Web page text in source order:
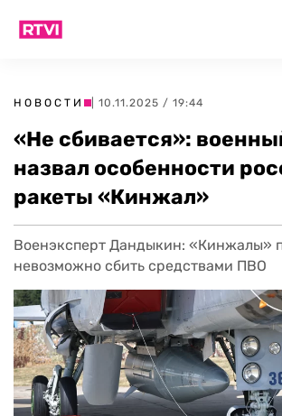
НОВОСТИ | 10.11.2025 / 19:44
«Не сбивается»:
назвал особенности
ракеты «Кинжал»
Военэксперт Дандыкин: «Кинжалы»
невозможно сбить средствами ПВО